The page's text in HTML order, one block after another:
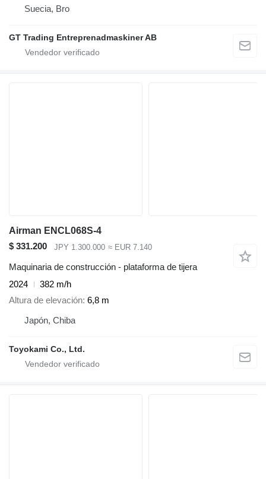
Suecia, Bro
GT Trading Entreprenadmaskiner AB
Airman ENCL068S-4
$ 331.200
JPY 1.300.000 ≈ EUR 7.140
Maquinaria de construcción - plataforma de tijera
2024
382 m/h
Altura de elevación 6,8 m
Japón, Chiba
Toyokami Co., Ltd.